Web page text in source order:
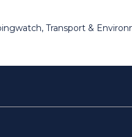
Transport &